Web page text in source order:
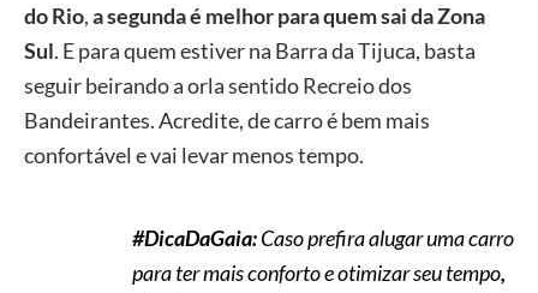
do Rio,a segunda é melhor para quem sai da Zona
Sul. E para quem estiver na Barra da Tijuca, basta
seguir beirando a orla sentido Recreio dos
Bandeirantes. Acredite, de carro é bem mais
confortável e vai levar menos tempo.
#DicaDaGaia:Caso prefira alugar uma carro
para ter mais conforto e otimizar seu tempo,